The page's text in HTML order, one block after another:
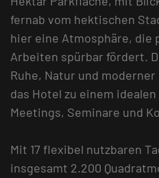
fernab vom hektischen
hier eine Atmosphäre, die
Arbeiten spürbar fördert.
Ruhe, Natur und
das Hotel zu einem
Meetings, Seminare und
Mit 17 flexibel nutzbaren
insgesamt 2.200